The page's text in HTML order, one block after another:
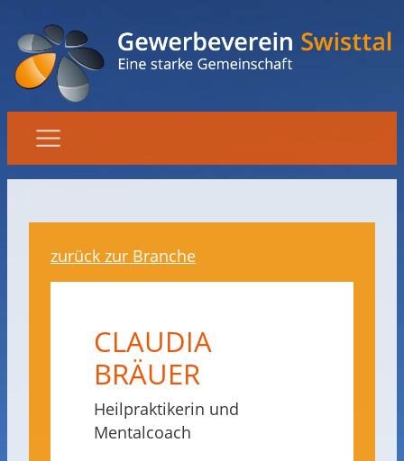
zurück zur Branche
CLAUDIA
BRÄUER
Heilpraktikerin und
Mentalcoach